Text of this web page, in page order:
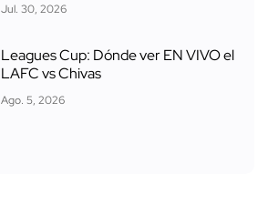
Jul. 30, 2026
Leagues Cup: Dónde ver EN VIVO el
LAFC vs Chivas
Ago. 5, 2026